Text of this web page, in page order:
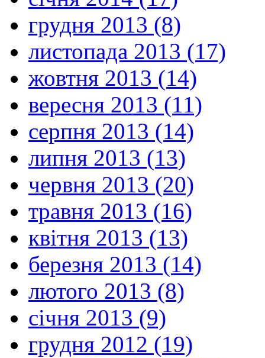
грудня 2013 (8)
листопада 2013 (17)
жовтня 2013 (14)
вересня 2013 (11)
серпня 2013 (14)
липня 2013 (13)
червня 2013 (20)
травня 2013 (16)
квітня 2013 (13)
березня 2013 (14)
лютого 2013 (8)
січня 2013 (9)
грудня 2012 (19)